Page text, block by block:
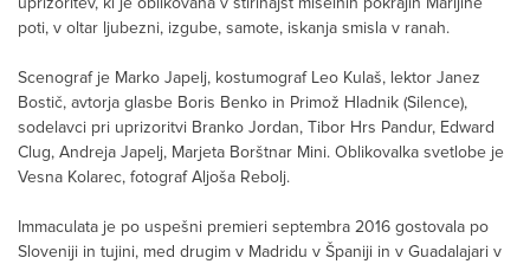
poti, v oltar ljubezni, izgube, samote, iskanja smisla v ranah.
Scenograf je Marko Japelj, kostumograf Leo Kulaš, lektor Janez
Bostič, avtorja glasbe Boris Benko in Primož Hladnik (Silence),
sodelavci pri uprizoritvi Branko Jordan, Tibor Hrs Pandur, Edward
Clug, Andreja Japelj, Marjeta Borštnar Mini. Oblikovalka svetlobe je
Vesna Kolarec, fotograf Aljoša Rebolj.
Immaculata je po uspešni premieri septembra 2016 gostovala po
Sloveniji in tujini, med drugim v Madridu v Španiji in v Guadalajari v